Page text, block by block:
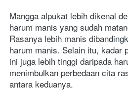
Mangga alpukat lebih dikenal
harum manis yang sudah
Rasanya lebih manis
harum manis. Selain itu, kadar
ini juga lebih tinggi daripada
menimbulkan perbedaan cita
antara keduanya.